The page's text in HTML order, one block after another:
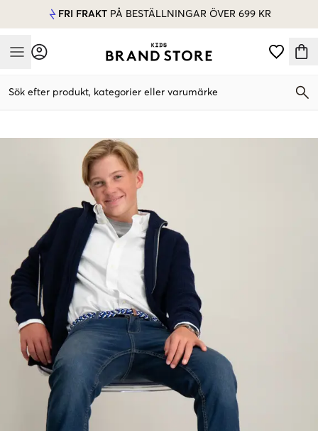
FRI FRAKT PÅ BESTÄLLNINGAR ÖVER 699 KR
Mobile Menu
Sök efter produkt, kategorier eller varumärke